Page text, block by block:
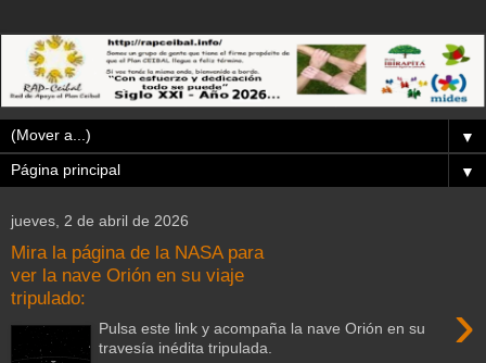
▼
▼
jueves, 2 de abril de 2026
Mira la página de la NASA para
ver la nave Orión en su viaje
tripulado:
›
Pulsa este link y acompaña la nave Orión en su
travesía inédita tripulada.